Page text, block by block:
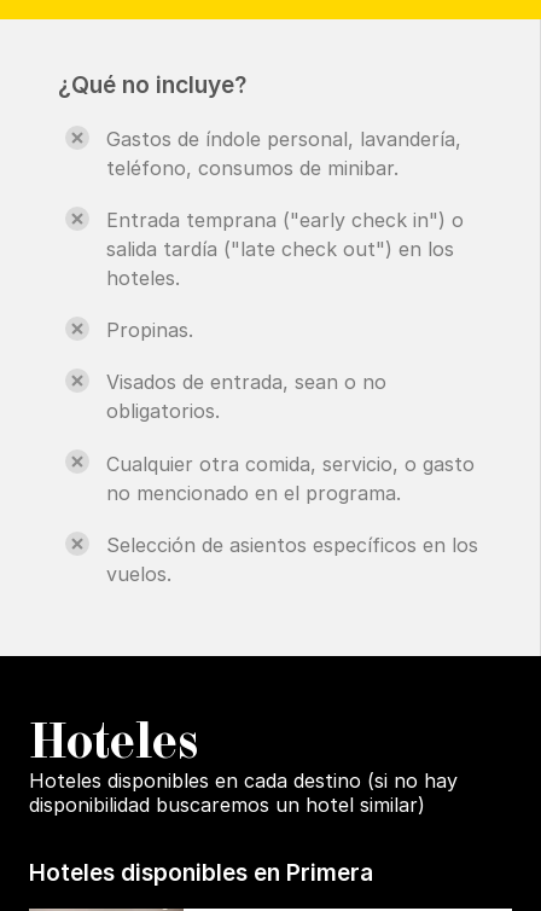
¿Qué no incluye?
Gastos de índole personal, lavandería,
teléfono, consumos de minibar.
Entrada temprana ("early check in") o
salida tardía ("late check out") en los
hoteles.
Propinas.
Visados de entrada, sean o no
obligatorios.
Cualquier otra comida, servicio, o gasto
no mencionado en el programa.
Selección de asientos específicos en los
vuelos.
Hoteles
Hoteles disponibles en cada destino (si no hay
disponibilidad buscaremos un hotel similar)
Hoteles disponibles en Primera